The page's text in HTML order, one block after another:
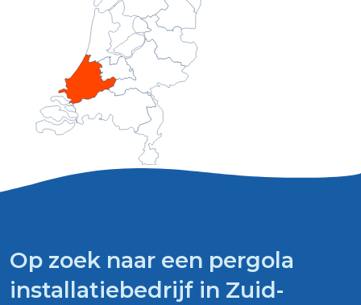
Op zoek naar een pergola
installatiebedrijf in Zuid-